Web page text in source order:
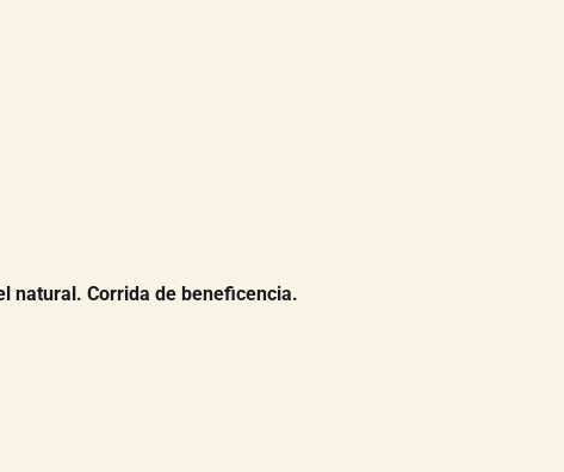
natural. Corrida de beneficencia.